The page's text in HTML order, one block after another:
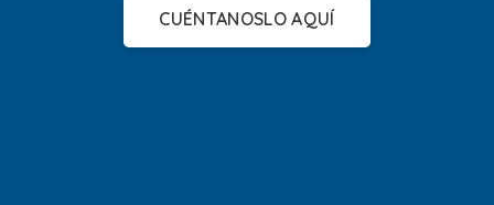
CUÉNTANOSLO AQUÍ